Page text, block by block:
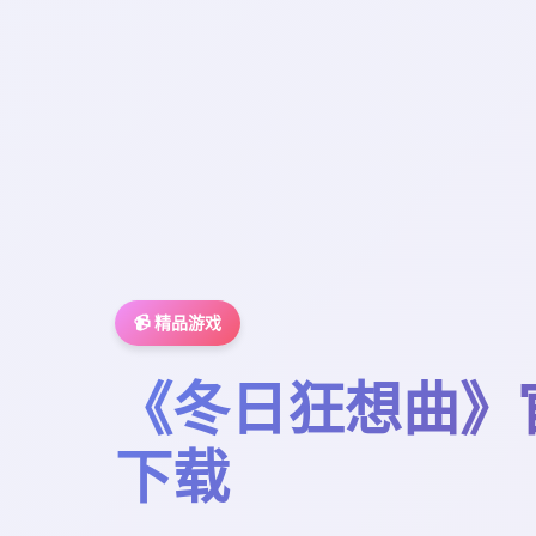
📹 精品游戏
《冬日狂想曲
下载